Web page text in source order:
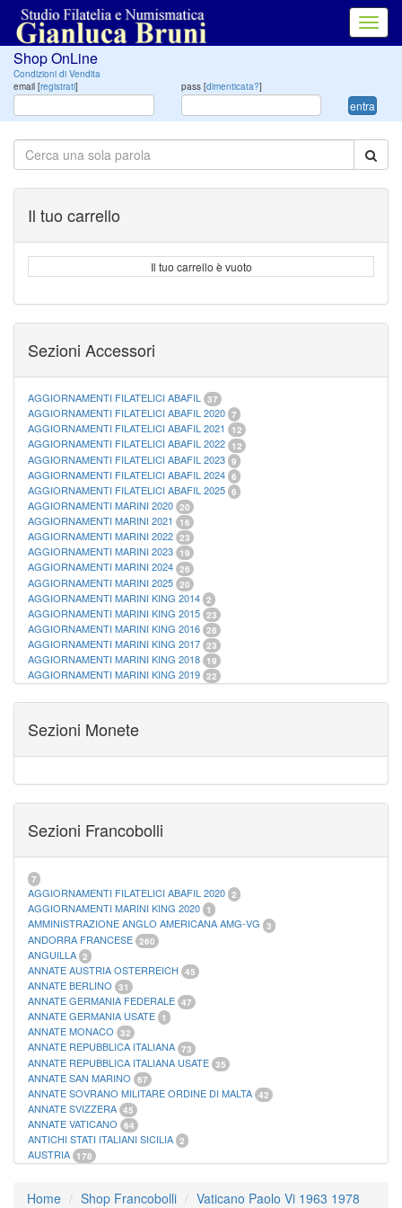
Shop OnLine
Condizioni di Vendita
email [registrati] pass [dimenticata?]
entra
Il tuo carrello
Il tuo carrello è vuoto
Sezioni Accessori
AGGIORNAMENTI FILATELICI ABAFIL 37
AGGIORNAMENTI FILATELICI ABAFIL 2020 7
AGGIORNAMENTI FILATELICI ABAFIL 2021 12
AGGIORNAMENTI FILATELICI ABAFIL 2022 12
AGGIORNAMENTI FILATELICI ABAFIL 2023 9
AGGIORNAMENTI FILATELICI ABAFIL 2024 6
AGGIORNAMENTI FILATELICI ABAFIL 2025 6
AGGIORNAMENTI MARINI 2020 20
AGGIORNAMENTI MARINI 2021 16
AGGIORNAMENTI MARINI 2022 23
AGGIORNAMENTI MARINI 2023 19
AGGIORNAMENTI MARINI 2024 26
AGGIORNAMENTI MARINI 2025 20
AGGIORNAMENTI MARINI KING 2014 2
AGGIORNAMENTI MARINI KING 2015 23
AGGIORNAMENTI MARINI KING 2016 28
AGGIORNAMENTI MARINI KING 2017 23
AGGIORNAMENTI MARINI KING 2018 19
AGGIORNAMENTI MARINI KING 2019 22
ALBUM PER CARTAMONETA 1
CARTELLE FILATELICHE MARINI
21
FOGLI FILATELICI VATICANO 37
FOGLI MARINI PERIODI SEPARATI VATICANO
MATERIALE FILATELICO MARINI 33
RACCOGLITORI XL
Sezioni Monete
Sezioni Francobolli
7
AGGIORNAMENTI FILATELICI ABAFIL 2020 2
AGGIORNAMENTI MARINI KING 2020 1
AMMINISTRAZIONE ANGLO AMERICANA AMG-VG 3
ANDORRA FRANCESE 260
ANGUILLA 2
ANNATE AUSTRIA OSTERREICH 45
ANNATE BERLINO 31
ANNATE GERMANIA FEDERALE 47
ANNATE GERMANIA USATE 1
ANNATE MONACO 32
ANNATE REPUBBLICA ITALIANA 73
ANNATE REPUBBLICA ITALIANA USATE 35
ANNATE SAN MARINO 67
ANNATE SOVRANO MILITARE ORDINE DI MALTA 42
ANNATE SVIZZERA 45
ANNATE VATICANO 64
ANTICHI STATI ITALIANI SICILIA 2
AUSTRIA 178
CASTELROSSO 10
Home Shop Francobolli
Vaticano Paolo Vi 1963 1978